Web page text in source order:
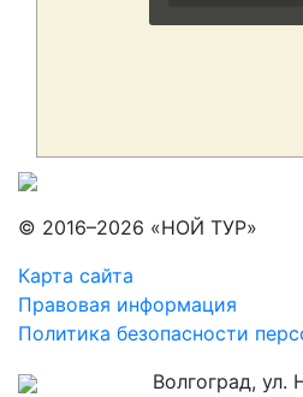
© 2016–2026 «НОЙ ТУР»
Карта сайта
Правовая информация
Политика безопасности
Волгоград, ул.